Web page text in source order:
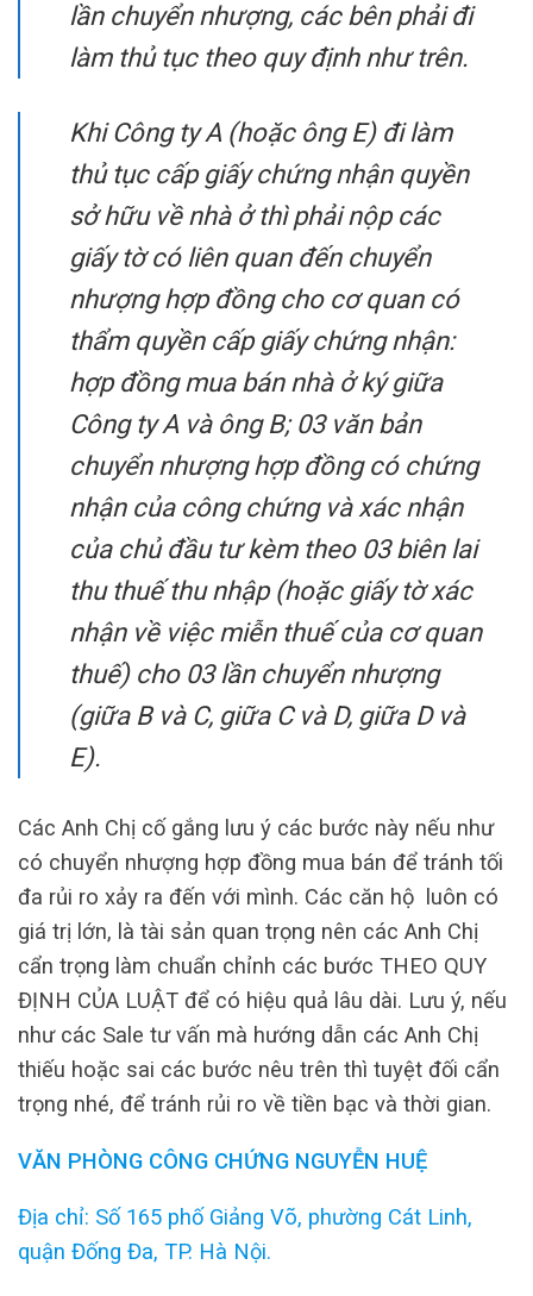
lần chuyển nhượng, các bên phải đi
làm thủ tục theo quy định như trên.
Khi Công ty A (hoặc ông E) đi làm
thủ tục cấp giấy chứng nhận quyền
sở hữu về nhà ở thì phải nộp các
giấy tờ có liên quan đến chuyển
nhượng hợp đồng cho cơ quan có
thẩm quyền cấp giấy chứng nhận:
hợp đồng mua bán nhà ở ký giữa
Công ty A và ông B; 03 văn bản
chuyển nhượng hợp đồng có chứng
nhận của công chứng và xác nhận
của chủ đầu tư kèm theo 03 biên lai
thu thuế thu nhập (hoặc giấy tờ xác
nhận về việc miễn thuế của cơ quan
thuế) cho 03 lần chuyển nhượng
(giữa B và C, giữa C và D, giữa D và
E).
Các Anh Chị cố gắng lưu ý các bước này nếu như
có chuyển nhượng hợp đồng mua bán để tránh tối
đa rủi ro xảy ra đến với mình. Các căn hộ luôn có
giá trị lớn, là tài sản quan trọng nên các Anh Chị
cẩn trọng làm chuẩn chỉnh các bước THEO QUY
ĐỊNH CỦA LUẬT để có hiệu quả lâu dài. Lưu ý, nếu
như các Sale tư vấn mà hướng dẫn các Anh Chị
thiếu hoặc sai các bước nêu trên thì tuyệt đối cẩn
trọng nhé, để tránh rủi ro về tiền bạc và thời gian.
VĂN PHÒNG CÔNG CHỨNG NGUYỄN HUỆ
Địa chỉ: Số 165 phố Giảng Võ, phường Cát Linh,
quận Đống Đa, TP. Hà Nội.